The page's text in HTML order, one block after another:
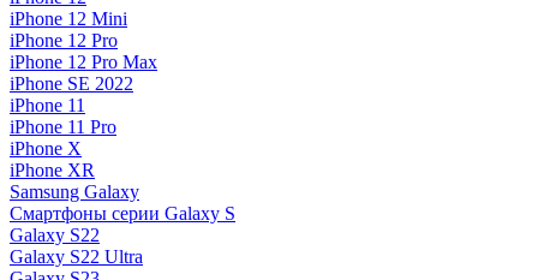
iPhone 12 Mini
iPhone 12 Pro
iPhone 12 Pro Max
iPhone SE 2022
iPhone 11
iPhone 11 Pro
iPhone X
iPhone XR
Samsung Galaxy
Смартфоны серии Galaxy S
Galaxy S22
Galaxy S22 Ultra